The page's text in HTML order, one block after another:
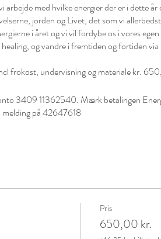
arbejde med hvilke energier der er i dette
jorden og Livet, det som vi
i året og vi vil fordybe os i vores
og vandre i fremtiden og fortiden
frokost, undervisning og materiale kr.
3409 11362540. Mærk betalingen
melding på 42647618
Pris
650,00 kr.